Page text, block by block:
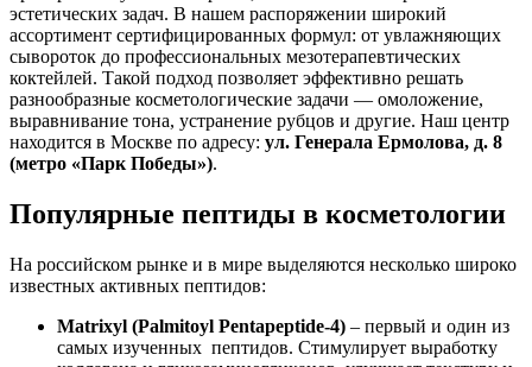
эстетических задач. В нашем распоряжении широкий
ассортимент сертифицированных формул: от увлажняющих
сывороток до профессиональных мезотерапевтических
коктейлей. Такой подход позволяет эффективно решать
разнообразные косметологические задачи — омоложение,
выравнивание тона, устранение рубцов и другие. Наш центр
находится в Москве по адресу: ул. Генерала Ермолова, д. 8
(метро «Парк Победы»).
Популярные пептиды в косметологии
На российском рынке и в мире выделяются несколько широко
известных активных пептидов:
Matrixyl (Palmitoyl Pentapeptide-4) – первый и один из
самых изученных пептидов. Стимулирует выработку